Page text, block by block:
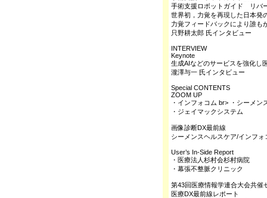
手術支援ロボットガイド リバ
世界初，力覚を再現した日本発
力覚フィードバックにより誰も
只野耕太郎 氏インタビュー
INTERVIEW
Keynote
生成AIなどのサービスを強化し
瀧澤与一 氏インタビュー
Special CONTENTS
ZOOM UP
・インフォコム br> ・シーメン
・ジェイマックシステム
画像診断DX最前線
シーメンスヘルスケア/インフォ
User’s In-Side Report
・医療法人杉村会杉村病院
・幕張不整脈クリニック
第43回医療情報学連合大会共催
医療DX最前線レポート